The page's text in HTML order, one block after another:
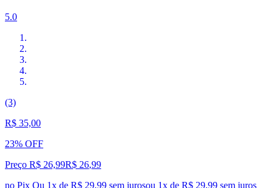
5.0
(3)
R$ 35,00
23% OFF
Preço R$ 26,99R$ 26,99
no Pix Ou 1x de R$ 29,99 sem jurosou 1x de R$ 29,99 sem juros